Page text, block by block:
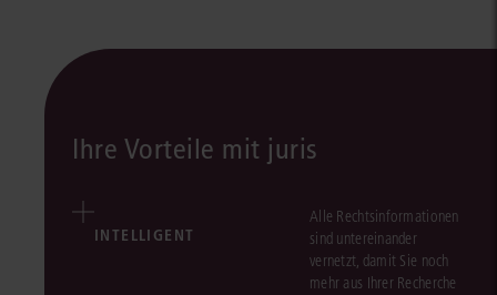
Ihre Vorteile mit juris
INTELLIGENT
Alle Rechtsinformationen
sind untereinander
vernetzt, damit Sie noch
mehr aus Ihrer Recherche